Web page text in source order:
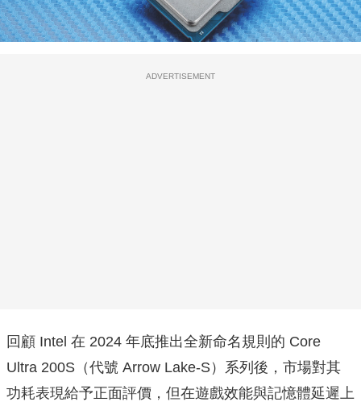
ADVERTISEMENT
回顧 Intel 在 2024 年底推出全新命名規則的 Core
Ultra 200S（代號 Arrow Lake-S）系列後，市場對其
功耗表現給予正面評價，但在遊戲效能與記憶體延遲上